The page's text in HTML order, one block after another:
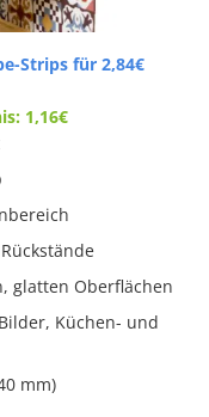
Strips für 2,84€
1,16€
glatten Oberflächen
Küchen- und
mm)